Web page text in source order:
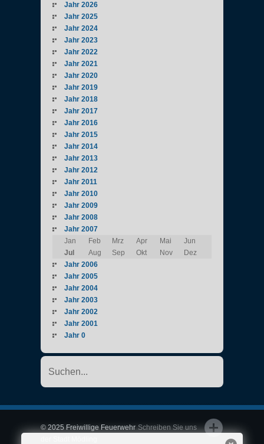
Jahr 2026
Jahr 2025
Jahr 2024
Jahr 2023
Jahr 2022
Jahr 2021
Jahr 2020
Jahr 2019
Jahr 2018
Jahr 2017
Jahr 2016
Jahr 2015
Jahr 2014
Jahr 2013
Jahr 2012
Jahr 2011
Jahr 2010
Jahr 2009
Jahr 2008
Jahr 2007
Jan
Feb Mrz Apr Mai
Jun
Jul
Aug Sep Okt Nov
Dez
Jahr 2006
Jahr 2005
Jahr 2004
Jahr 2003
Jahr 2002
Jahr 2001
Jahr 0
Schreiben Sie uns
© 2025 Freiwillige Feuerwehr